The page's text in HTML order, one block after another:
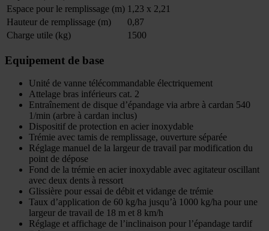
Espace pour le remplissage (m) 1,23 x 2,21
Hauteur de remplissage (m)
0,87
Charge utile (kg)
1500
Equipement de base
Unité de vanne télécommandable électriquement
Attelage bras inférieurs cat. 2
Entraînement de disque d’épandage via arbre à cardan 540
1/min (arbre à cardan inclus)
Dispositif de protection en acier inoxydable
Trémie avec tamis de remplissage, ouverture séparée
Réglage manuel de la largeur de travail par modification du
point de dépose
Fond de la trémie en acier inoxydable avec agitateur oscillant
avec deux dents à ressort
Glissière pour essai de débit et vidange de trémie
Taux d’application de 60 kg/ha jusqu’à 1000 kg/ha pour une
largeur de travail de 18 m et 8 km/h
Réglage et affichage de l’inclinaison pour l’épandage tardif